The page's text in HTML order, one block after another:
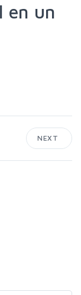
en un
NEXT